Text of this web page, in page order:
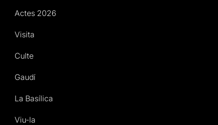
Actes 2026
Visita
Culte
Gaudí
La Basílica
Viu-la